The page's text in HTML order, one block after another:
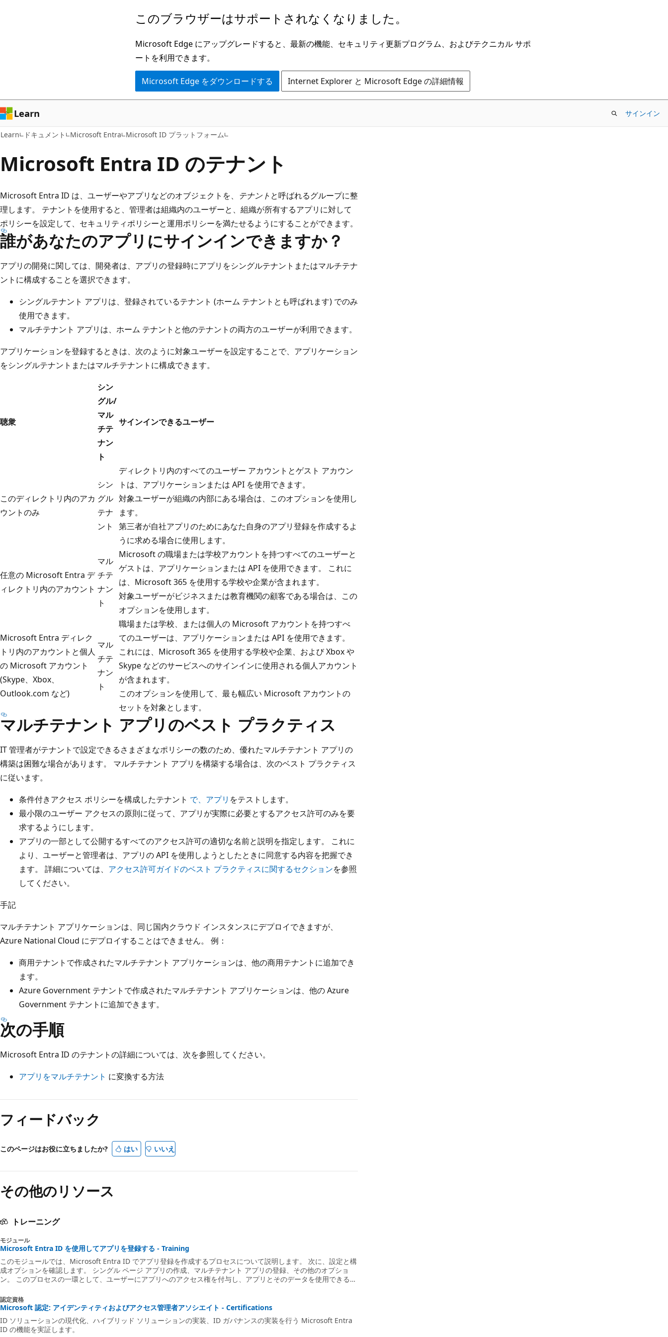
ン
ツ
に
ス
ッ
このブラウザーはサポートされなくなりました。
Microsoft Edge にアップグレードすると、最新の機能、セキュリティ更新プログラム、およびテクニカル サポ
ートを利用できます。
Microsoft Edge をダウンロードする Internet Explorer と Microsoft Edge の詳細情報
Learn サインイン
Learn ドキュメント Microsoft Entra Microsoft ID プラットフォーム
Microsoft Entra ID のテナント
Microsoft Entra ID は、ユーザーやアプリなどのオブジェクトを、 テナント と呼ばれるグループに整
理します。 テナントを使用すると、管理者は組織内のユーザーと、組織が所有するアプリに対して
ポリシーを設定して、セキュリティポリシーと運用ポリシーを満たせるようにすることができます。
誰があなたのアプリにサインインできますか？
アプリの開発に関しては、開発者は、アプリの登録時にアプリをシングルテナントまたはマルチテナ
ントに構成することを選択できます。
シングルテナント アプリは、登録されているテナント (ホーム テナントとも呼ばれます) でのみ
使用できます。
マルチテナント アプリは、ホーム テナントと他のテナントの両方のユーザーが利用できます。
アプリケーションを登録するときは、次のように対象ユーザーを設定することで、アプリケーション
をシングルテナントまたはマルチテナントに構成できます。
聴衆
シン
グル/
マル
チテ
ナン
ト
サインインできるユーザー
このディレクトリ内のアカ
ウントのみ
シン
グル
テナ
ント
ディレクトリ内のすべてのユーザー アカウントとゲスト アカウン
トは、アプリケーションまたは API を使用できます。
対象ユーザーが組織の内部にある場合は、このオプションを使用し
ます。
第三者が自社アプリのためにあなた自身のアプリ登録を作成するよ
うに求める場合に使用します。
任意の Microsoft Entra デ
ィレクトリ内のアカウント
マル
チテ
ナン
ト
Microsoft の職場または学校アカウントを持つすべてのユーザーと
ゲストは、アプリケーションまたは API を使用できます。 これに
は、Microsoft 365 を使用する学校や企業が含まれます。
対象ユーザーがビジネスまたは教育機関の顧客である場合は、この
オプションを使用します。
Microsoft Entra ディレク
トリ内のアカウントと個人
の Microsoft アカウント
(Skype、Xbox、
Outlook.com など)
マル
チテ
ナン
ト
職場または学校、または個人の Microsoft アカウントを持つすべ
てのユーザーは、アプリケーションまたは API を使用できます。
これには、Microsoft 365 を使用する学校や企業、および Xbox や
Skype などのサービスへのサインインに使用される個人アカウント
が含まれます。
このオプションを使用して、最も幅広い Microsoft アカウントの
セットを対象とします。
マルチテナント アプリのベスト プラクティス
IT 管理者がテナントで設定できるさまざまなポリシーの数のため、優れたマルチテナント アプリの
構築は困難な場合があります。 マルチテナント アプリを構築する場合は、次のベスト プラクティス
に従います。
条件付きアクセス ポリシーを構成したテナント で、アプリ をテストします。
最小限のユーザー アクセスの原則に従って、アプリが実際に必要とするアクセス許可のみを要
求するようにします。
アプリの一部として公開するすべてのアクセス許可の適切な名前と説明を指定します。 これに
より、ユーザーと管理者は、アプリの API を使用しようとしたときに同意する内容を把握でき
ます。 詳細については、 アクセス許可ガイドのベスト プラクティスに関するセクションを参照
してください。
手記
マルチテナント アプリケーションは、同じ国内クラウド インスタンスにデプロイできますが、
Azure National Cloud にデプロイすることはできません。 例：
商用テナントで作成されたマルチテナント アプリケーションは、他の商用テナントに追加でき
ます。
Azure Government テナントで作成されたマルチテナント アプリケーションは、他の Azure
Government テナントに追加できます。
次の手順
Microsoft Entra ID のテナントの詳細については、次を参照してください。
アプリをマルチテナント に変換する方法
フィードバック
このページはお役に立ちましたか? はい いいえ
その他のリソース
トレーニング
モジュール
Microsoft Entra ID を使用してアプリを登録する - Training
このモジュールでは、Microsoft Entra ID でアプリ登録を作成するプロセスについて説明します。 次に、設定と構
成オプションを確認します。 シングル ページ アプリの作成、マルチテナント アプリの登録、その他のオプショ
ン。 このプロセスの一環として、ユーザーにアプリへのアクセス権を付与し、アプリとそのデータを使用できる方
認定資格
Microsoft 認定: アイデンティティおよびアクセス管理者アソシエイト - Certifications
ID ソリューションの現代化、ハイブリッド ソリューションの実装、ID ガバナンスの実装を行う Microsoft Entra
ID の機能を実証します。